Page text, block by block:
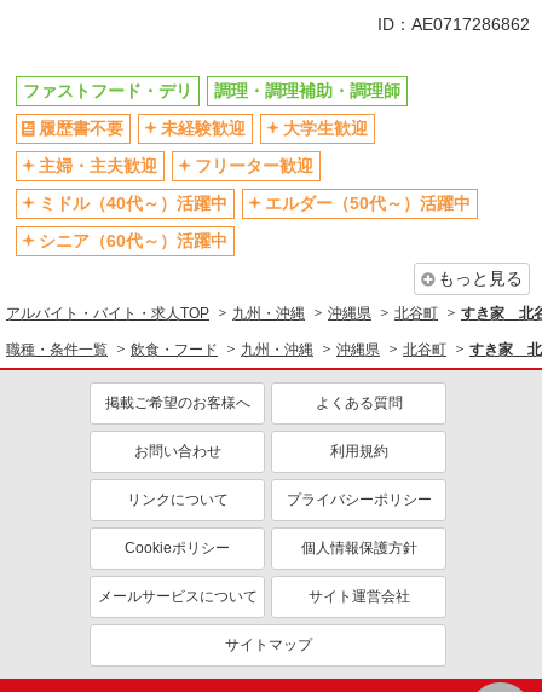
短時間勤務（1日4h以内）OK
深夜
車通勤OK
扶養内勤務OK
交通費支給
社会保険あり
まかない・食事補助
社員登用あり
ID：AE0717286862
ファストフード・デリ
調理・調理補助・調理師
履歴書不要
未経験歓迎
大学生歓迎
主婦・主夫歓迎
フリーター歓迎
ミドル（40代～）活躍中
エルダー（50代～）活躍中
シニア（60代～）活躍中
もっと見る
アルバイト・バイト・求人TOP 九州・沖縄 沖縄県 北谷町 すき家 北
職種・条件一覧 飲食・フード 九州・沖縄 沖縄県 北谷町 すき家 北
掲載ご希望のお客様へ よくある質問
お問い合わせ 利用規約
リンクについて プライバシーポリシー
Cookieポリシー 個人情報保護方針
メールサービスについて サイト運営会社
サイトマップ